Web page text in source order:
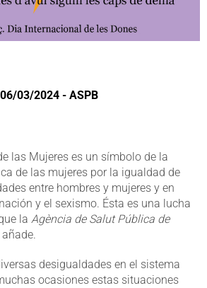
06/03/2024 - ASPB
las Mujeres es un símbolo de la
de las mujeres por la igualdad de
entre hombres y mujeres y en
y el sexismo. Ésta es una lucha
la Agència de Salut Pública de
añade.
desigualdades en el sistema
ocasiones estas situaciones